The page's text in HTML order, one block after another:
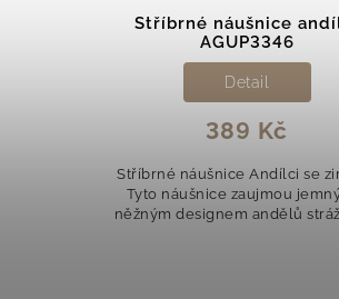
Stříbrné náušnice
AGUP3346
389 Kč
Detail
Stříbrné náušnice Andílci se
Tyto náušnice zaujmou
něžným designem andělů